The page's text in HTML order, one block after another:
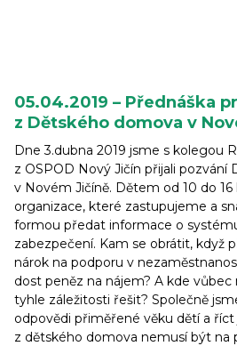
05.04.2019 – Přednáška
z Dětského domova v
Dne 3.dubna 2019 jsme s kolegou
z OSPOD Nový Jičín přijali pozvání
v Novém Jičíně. Dětem od 10 do
organizace, které zastupujeme a
formou předat informace o
zabezpečení. Kam se obrátit, když
nárok na podporu v
dost peněz na nájem? A kde
tyhle záležitosti řešit? Společně
odpovědi přiměřené věku dětí a
z dětského domova nemusí být na